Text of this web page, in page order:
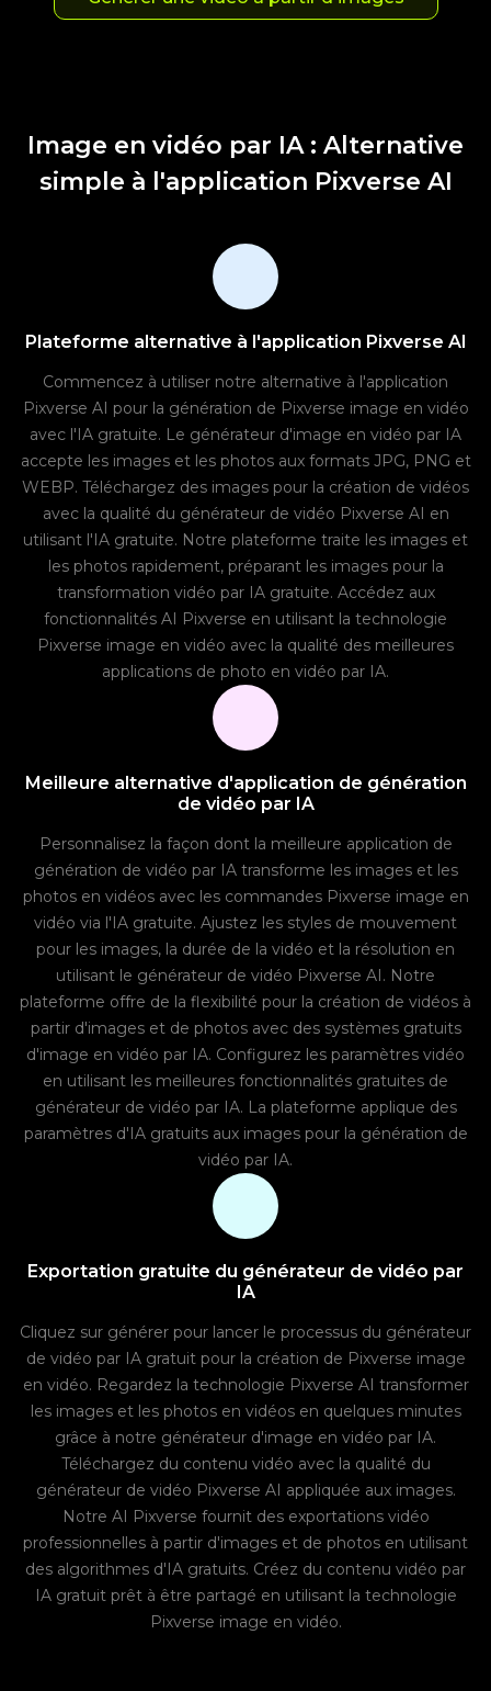
Image en vidéo par IA : Alternative
simple à l'application Pixverse AI
Plateforme alternative à l'application Pixverse AI
Commencez à utiliser notre alternative à l'application
Pixverse AI pour la génération de Pixverse image en vidéo
avec l'IA gratuite. Le générateur d'image en vidéo par IA
accepte les images et les photos aux formats JPG, PNG et
WEBP. Téléchargez des images pour la création de vidéos
avec la qualité du générateur de vidéo Pixverse AI en
utilisant l'IA gratuite. Notre plateforme traite les images et
les photos rapidement, préparant les images pour la
transformation vidéo par IA gratuite. Accédez aux
fonctionnalités AI Pixverse en utilisant la technologie
Pixverse image en vidéo avec la qualité des meilleures
applications de photo en vidéo par IA.
Meilleure alternative d'application de génération
de vidéo par IA
Personnalisez la façon dont la meilleure application de
génération de vidéo par IA transforme les images et les
photos en vidéos avec les commandes Pixverse image en
vidéo via l'IA gratuite. Ajustez les styles de mouvement
pour les images, la durée de la vidéo et la résolution en
utilisant le générateur de vidéo Pixverse AI. Notre
plateforme offre de la flexibilité pour la création de vidéos à
partir d'images et de photos avec des systèmes gratuits
d'image en vidéo par IA. Configurez les paramètres vidéo
en utilisant les meilleures fonctionnalités gratuites de
générateur de vidéo par IA. La plateforme applique des
paramètres d'IA gratuits aux images pour la génération de
vidéo par IA.
Exportation gratuite du générateur de vidéo par
IA
Cliquez sur générer pour lancer le processus du générateur
de vidéo par IA gratuit pour la création de Pixverse image
en vidéo. Regardez la technologie Pixverse AI transformer
les images et les photos en vidéos en quelques minutes
grâce à notre générateur d'image en vidéo par IA.
Téléchargez du contenu vidéo avec la qualité du
générateur de vidéo Pixverse AI appliquée aux images.
Notre AI Pixverse fournit des exportations vidéo
professionnelles à partir d'images et de photos en utilisant
des algorithmes d'IA gratuits. Créez du contenu vidéo par
IA gratuit prêt à être partagé en utilisant la technologie
Pixverse image en vidéo.